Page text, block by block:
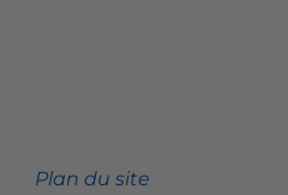
Plan du site